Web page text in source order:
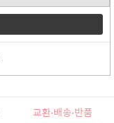
교환·배송·반품